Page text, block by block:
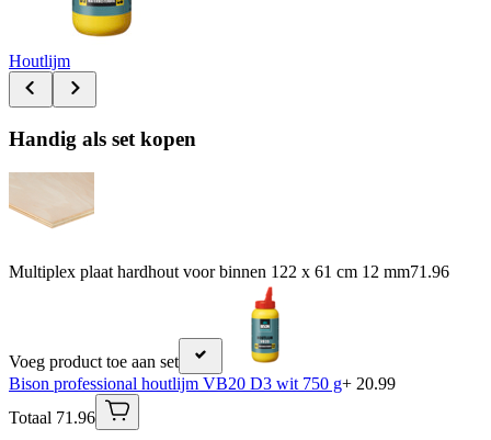
Houtlijm
Handig als set kopen
Multiplex plaat hardhout voor binnen 122 x 61 cm 12 mm71.96
Voeg product toe aan set
Bison professional houtlijm VB20 D3 wit 750 g+ 20.99
Totaal 71.96